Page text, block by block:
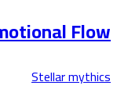
Flow
Stellar mythics